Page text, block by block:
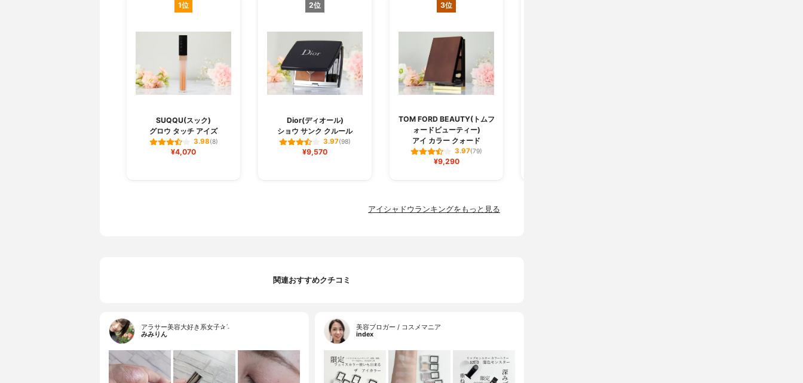
1位
SUQQU(スック)
グロウ タッチ アイズ
3.98(8)
¥4,070
2位
Dior(ディオール)
ショウ サンク クルール
3.97(98)
¥9,570
3位
TOM FORD BEAUTY(トムフ
ォードビューティー)
アイ カラー クォード
3.97(79)
¥9,290
アイシャドウランキングをもっと見る
関連おすすめクチコミ
アラサー美容大好き系女子✰ˊ˗
みみりん
美容ブロガー / コスメマニア
index